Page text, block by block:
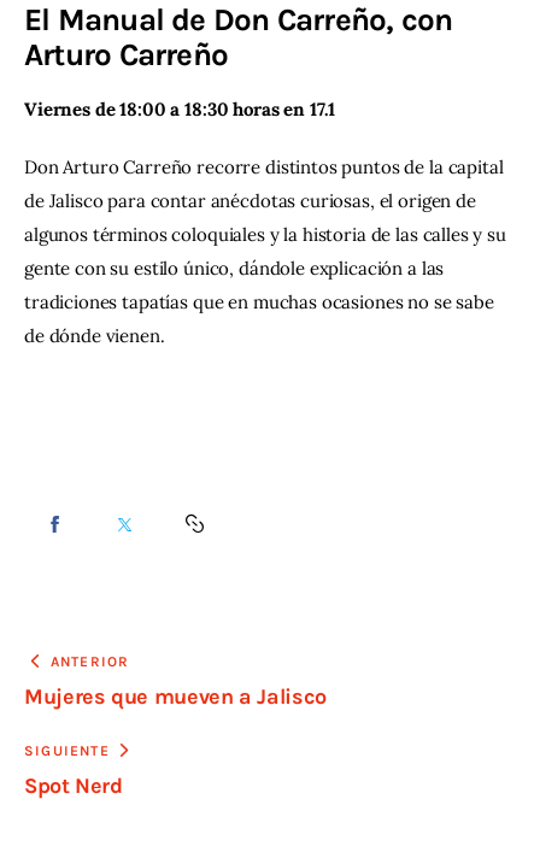
Contacto
El Manual de Don Carreño, con
Arturo Carreño
Viernes de 18:00 a 18:30 horas en 17.1
Don Arturo Carreño recorre distintos puntos de la capital
de Jalisco para contar anécdotas curiosas, el origen de
algunos términos coloquiales y la historia de las calles y su
gente con su estilo único, dándole explicación a las
tradiciones tapatías que en muchas ocasiones no se sabe
de dónde vienen.
ANTERIOR
Mujeres que mueven a Jalisco
SIGUIENTE
Spot Nerd